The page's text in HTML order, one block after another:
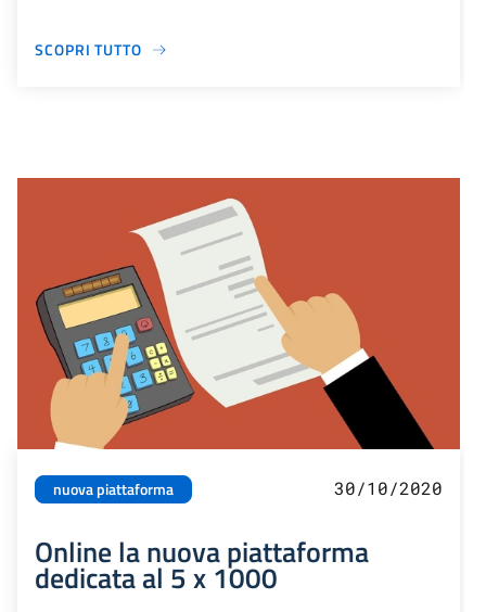
SCOPRI TUTTO
nuova piattaforma 30/10/2020
Online la nuova piattaforma
dedicata al 5 x 1000